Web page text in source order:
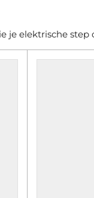
je elektrische step